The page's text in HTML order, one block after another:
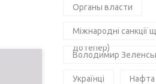
Органы власти
Міжнародні санкції
дотепер)
Володимир
Українці Нафта